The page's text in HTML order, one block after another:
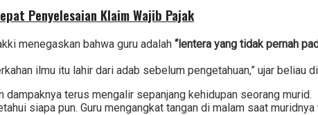
Penyelesaian Klaim Wajib Pajak
menegaskan bahwa guru adalah “lentera yang tidak pernah
ilmu itu lahir dari adab sebelum pengetahuan,” ujar beliau
terus mengalir sepanjang kehidupan seorang murid.
siapa pun. Guru mengangkat tangan di malam saat muridnya